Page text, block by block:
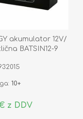
akumulator 12V/
BATSIN12-9
10+
z DDV